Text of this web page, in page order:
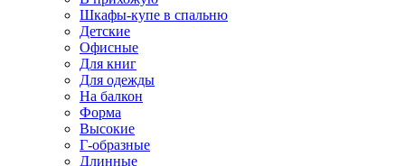
Шкафы-купе в спальню
Детские
Офисные
Для книг
Для одежды
На балкон
Форма
Высокие
Г-образные
Длинные